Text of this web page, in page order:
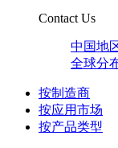
Contact Us
中国地
全球分
按制造商
按应用市场
按产品类型